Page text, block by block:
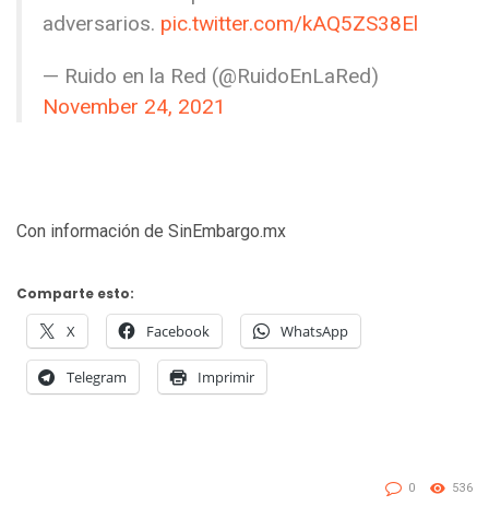
adversarios. pic.twitter.com/kAQ5ZS38El
— Ruido en la Red (@RuidoEnLaRed)
November 24, 2021
Con información de SinEmbargo.mx
Comparte esto:
X Facebook WhatsApp
Telegram Imprimir
0 536